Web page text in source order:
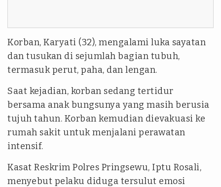
Korban, Karyati (32), mengalami luka sayatan
dan tusukan di sejumlah bagian tubuh,
termasuk perut, paha, dan lengan.
Saat kejadian, korban sedang tertidur
bersama anak bungsunya yang masih berusia
tujuh tahun. Korban kemudian dievakuasi ke
rumah sakit untuk menjalani perawatan
intensif.
Kasat Reskrim Polres Pringsewu, Iptu Rosali,
menyebut pelaku diduga tersulut emosi